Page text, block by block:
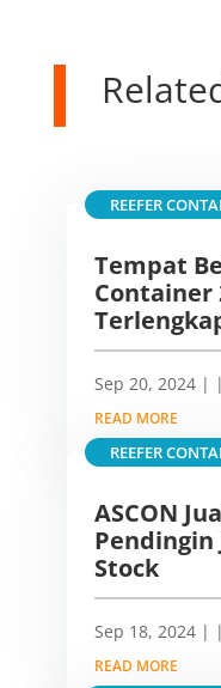
Tempat
Container
Sep 20, 2024|
REEFER
READ MORE
ASCON
Pendingin
Stock
Sep 18, 2024|
REEFER
READ MORE